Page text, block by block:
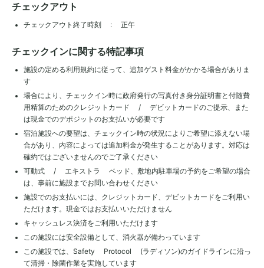
チェックアウト
チェックアウト終了時刻 : 正午
チェックインに関する特記事項
施設の定める利用規約に従って、追加ゲスト料金がかかる場合がありま
す
場合により、チェックイン時に政府発行の写真付き身分証明書と付随費
用精算のためのクレジットカード / デビットカードのご提示、また
は現金でのデポジットのお支払いが必要です
宿泊施設への要望は、チェックイン時の状況によりご希望に添えない場
合があり、内容によっては追加料金が発生することがあります。対応は
確約ではございませんのでご了承ください
可動式 / エキストラ ベッド、敷地内駐車場の予約をご希望の場合
は、事前に施設までお問い合わせください
施設でのお支払いには、クレジットカード、デビットカードをご利用い
ただけます。現金ではお支払いいただけません
キャッシュレス決済をご利用いただけます
この施設には安全設備として、消火器が備わっています
この施設では、Safety Protocol (ラディソン)のガイドラインに沿っ
て清掃・除菌作業を実施しています